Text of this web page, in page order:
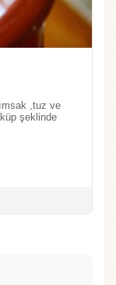
,tuz ve
şeklinde